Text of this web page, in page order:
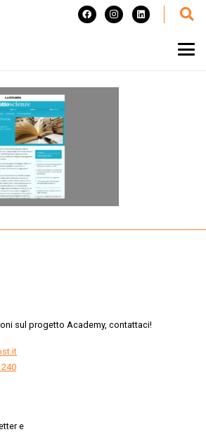
sul progetto Academy, contattaci!
e